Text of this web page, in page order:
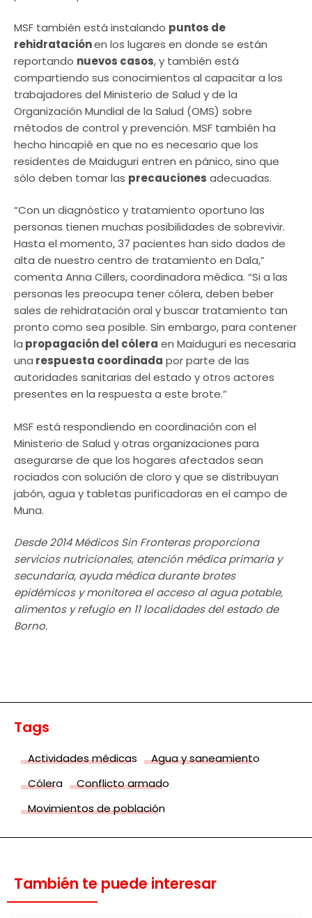
MSF también está instalando puntos de
rehidrataciónen los lugares en donde se están
reportando nuevos casos, y también está
compartiendo sus conocimientos al capacitar a los
trabajadores del Ministerio de Salud y de la
Organización Mundial de la Salud (OMS) sobre
métodos de control y prevención. MSF también ha
hecho hincapié en que no es necesario que los
residentes de Maiduguri entren en pánico, sino que
sólo deben tomar las precauciones adecuadas.
“Con un diagnóstico y tratamiento oportuno las
personas tienen muchas posibilidades de sobrevivir.
Hasta el momento, 37 pacientes han sido dados de
alta de nuestro centro de tratamiento en Dala,”
comenta Anna Cillers, coordinadora médica. “Si a las
personas les preocupa tener cólera, deben beber
sales de rehidratación oral y buscar tratamiento tan
pronto como sea posible. Sin embargo, para contener
la propagación del cólera en Maiduguri es necesaria
una respuesta coordinada por parte de las
autoridades sanitarias del estado y otros actores
presentes en la respuesta a este brote.”
MSF está respondiendo en coordinación con el
Ministerio de Salud y otras organizaciones para
asegurarse de que los hogares afectados sean
rociados con solución de cloro y que se distribuyan
jabón, agua y tabletas purificadoras en el campo de
Muna.
Desde 2014 Médicos Sin Fronteras proporciona
servicios nutricionales, atención médica primaria y
secundaria, ayuda médica durante brotes
epidémicos y monitorea el acceso al agua potable,
alimentos y refugio en 11 localidades del estado de
Borno.
Tags
Actividades médicas
Agua y saneamiento
Cólera
Conflicto armado
Movimientos de población
También te puede interesar